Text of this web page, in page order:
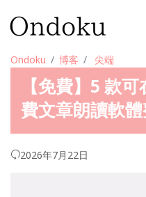
Ondoku 博客 尖端
【免費】5 款
費文章朗讀軟
2026年7月22日